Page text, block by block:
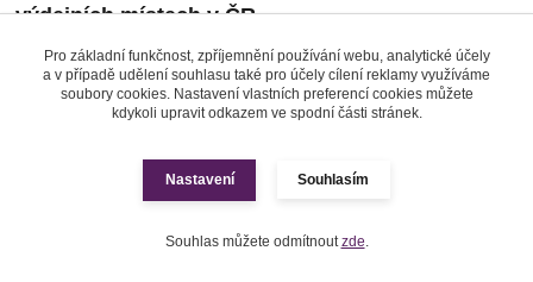
výdejních místech v ČR
Doprava u nás začíná na částce 79 Kč za balíčky zaslané přes
společnost Zásilkovna s vyzvednutím na více než 7300 výdejních
místech v ČR. Snažíme se,...číst celé
Pro základní funkčnost, zpříjemnění používání webu, analytické účely
a v případě udělení souhlasu také pro účely cílení reklamy využíváme
soubory cookies. Nastavení vlastních preferencí cookies můžete
kdykoli upravit odkazem ve spodní části stránek.
Nastavení Souhlasím
Souhlas můžete odmítnout zde